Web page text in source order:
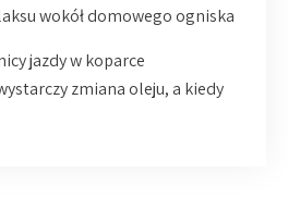
wokół domowego ogniska
jazdy w koparce
zmiana oleju, a kiedy